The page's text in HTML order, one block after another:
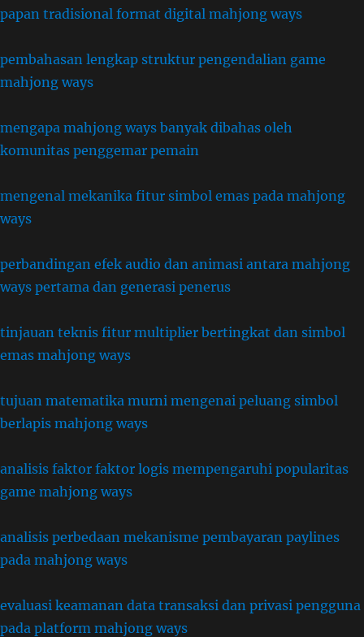
papan tradisional format digital mahjong ways
pembahasan lengkap struktur pengendalian game
mahjong ways
mengapa mahjong ways banyak dibahas oleh
komunitas penggemar pemain
mengenal mekanika fitur simbol emas pada mahjong
ways
perbandingan efek audio dan animasi antara mahjong
ways pertama dan generasi penerus
tinjauan teknis fitur multiplier bertingkat dan simbol
emas mahjong ways
tujuan matematika murni mengenai peluang simbol
berlapis mahjong ways
analisis faktor faktor logis mempengaruhi popularitas
game mahjong ways
analisis perbedaan mekanisme pembayaran paylines
pada mahjong ways
evaluasi keamanan data transaksi dan privasi pengguna
pada platform mahjong ways